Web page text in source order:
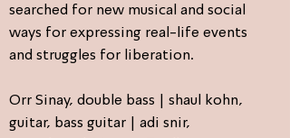
searched for new musical and social
ways for expressing real-life events
and struggles for liberation.
Orr Sinay, double bass | shaul kohn,
guitar, bass guitar | adi snir,